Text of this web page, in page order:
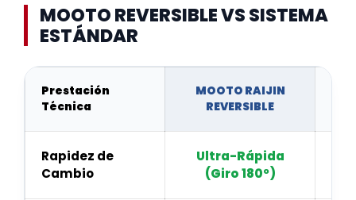
MOOTO REVERSIBLE VS SISTEMA
ESTÁNDAR
Prestación
Técnica
MOOTO RAIJIN
REVERSIBLE
Rapidez de
Cambio
Ultra-Rápida
(Giro 180º)